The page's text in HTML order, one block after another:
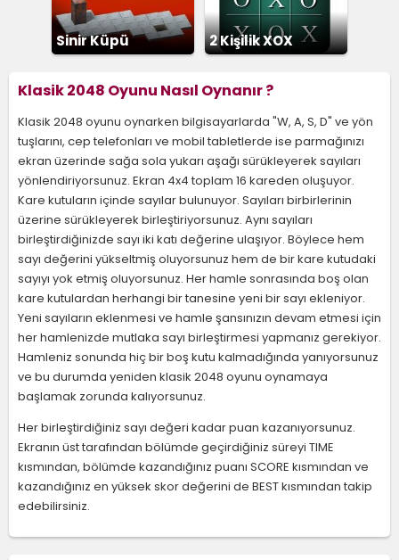
Sinir Küpü 2 Kişilik XOX
Klasik 2048 Oyunu Nasıl Oynanır ?
Klasik 2048 oyunu oynarken bilgisayarlarda "W, A, S, D" ve yön
tuşlarını, cep telefonları ve mobil tabletlerde ise parmağınızı
ekran üzerinde sağa sola yukarı aşağı sürükleyerek sayıları
yönlendiriyorsunuz. Ekran 4x4 toplam 16 kareden oluşuyor.
Kare kutuların içinde sayılar bulunuyor. Sayıları birbirlerinin
üzerine sürükleyerek birleştiriyorsunuz. Aynı sayıları
birleştirdiğinizde sayı iki katı değerine ulaşıyor. Böylece hem
sayı değerini yükseltmiş oluyorsunuz hem de bir kare kutudaki
sayıyı yok etmiş oluyorsunuz. Her hamle sonrasında boş olan
kare kutulardan herhangi bir tanesine yeni bir sayı ekleniyor.
Yeni sayıların eklenmesi ve hamle şansınızın devam etmesi için
her hamlenizde mutlaka sayı birleştirmesi yapmanız gerekiyor.
Hamleniz sonunda hiç bir boş kutu kalmadığında yanıyorsunuz
ve bu durumda yeniden klasik 2048 oyunu oynamaya
başlamak zorunda kalıyorsunuz.
Her birleştirdiğiniz sayı değeri kadar puan kazanıyorsunuz.
Ekranın üst tarafından bölümde geçirdiğiniz süreyi TIME
kısmından, bölümde kazandığınız puanı SCORE kısmından ve
kazandığınız en yüksek skor değerini de BEST kısmından takip
edebilirsiniz.